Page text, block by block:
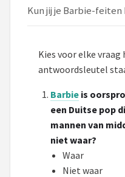
Blog
Poppen
Meubeltjes
POPULAIRE MERKEN
Barbie
Kun jij je Barbie-
Kies voor elke
antwoordsleutel
Barbie is
een Duitse pop
mannen van
niet waar?
Waar
Niet waar